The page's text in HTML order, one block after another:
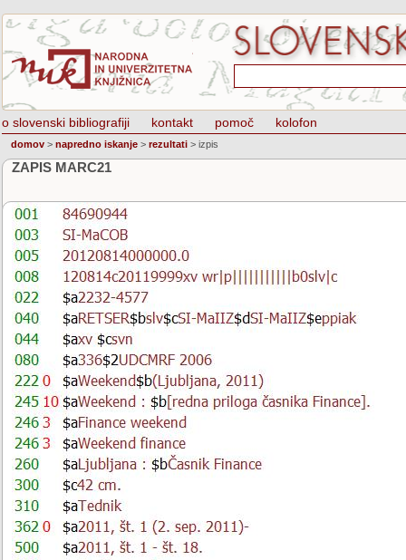
o slovenski bibliografiji kontakt pomoč kolofon
domov > napredno iskanje > rezultati > izpis
ZAPIS MARC21